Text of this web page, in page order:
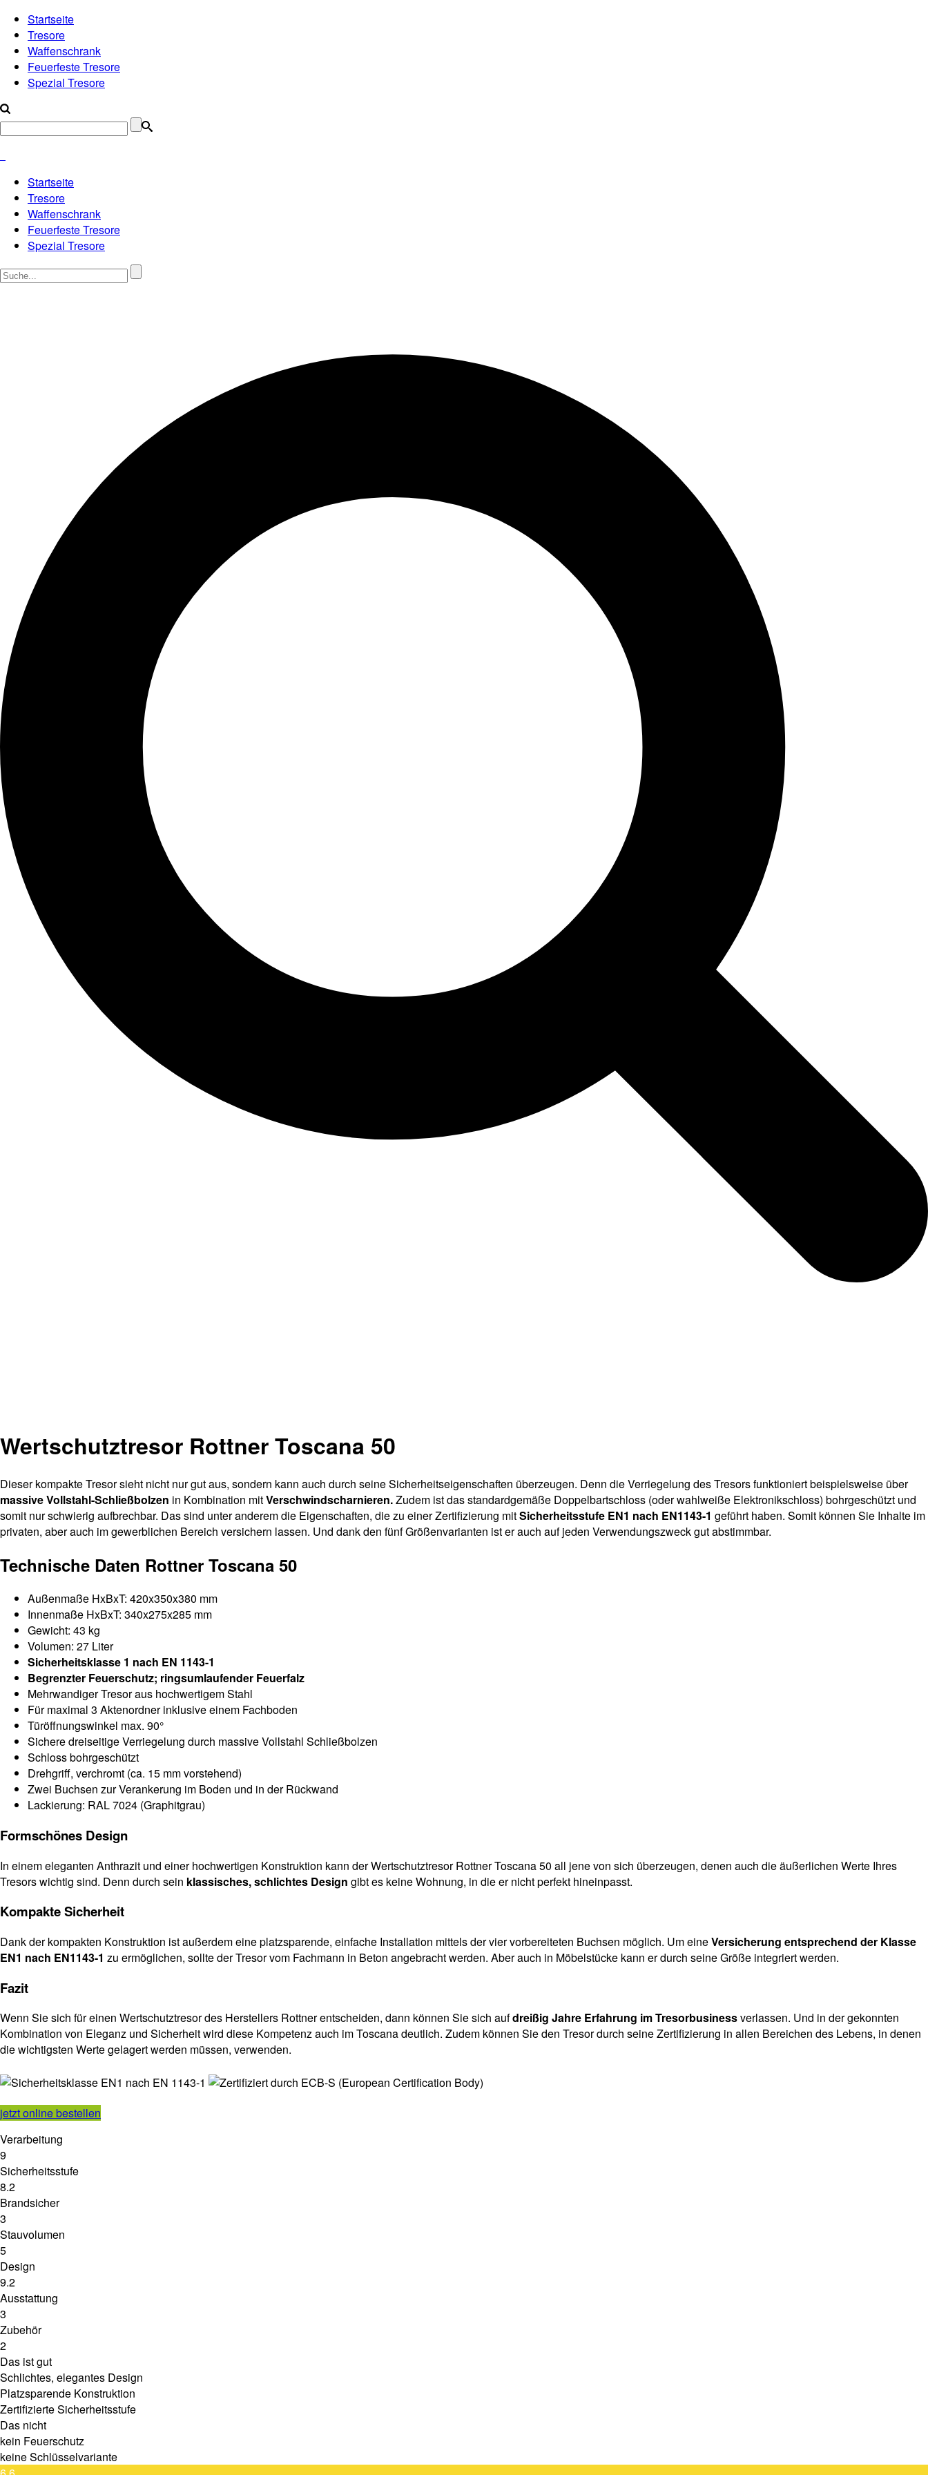
Startseite
Tresore
Waffenschrank
Feuerfeste Tresore
Spezial Tresore
Startseite
Tresore
Waffenschrank
Feuerfeste Tresore
Spezial Tresore
Wertschutztresor Rottner Toscana 50
Dieser kompakte Tresor sieht nicht nur gut aus, sondern kann auch durch seine Sicherheitseigenschaften überzeugen. Denn die Verriegelung des Tresors funktioniert beispielsweise über
massive Vollstahl-Schließbolzen in Kombination mitVerschwindscharnieren.Zudem ist das standardgemäße Doppelbartschloss (oder wahlweiße Elektronikschloss) bohrgeschützt und
somit nur schwierig aufbrechbar. Das sind unter anderem die Eigenschaften, die zu einer Zertifizierung mitSicherheitsstufe EN1 nach EN1143-1 geführt haben. Somit können Sie Inhalte im
privaten, aber auch im gewerblichen Bereich versichern lassen. Und dank den fünf Größenvarianten ist er auch auf jeden Verwendungszweck gut abstimmbar.
Technische Daten Rottner Toscana 50
Außenmaße HxBxT: 420x350x380 mm
Innenmaße HxBxT: 340x275x285 mm
Gewicht: 43 kg
Volumen: 27 Liter
Sicherheitsklasse 1 nach EN 1143-1
Begrenzter Feuerschutz; ringsumlaufender Feuerfalz
Mehrwandiger Tresor aus hochwertigem Stahl
Für maximal 3 Aktenordner inklusive einem Fachboden
Türöffnungswinkel max. 90°
Sichere dreiseitige Verriegelung durch massive Vollstahl Schließbolzen
Schloss bohrgeschützt
Drehgriff, verchromt (ca. 15 mm vorstehend)
Zwei Buchsen zur Verankerung im Boden und in der Rückwand
Lackierung: RAL 7024 (Graphitgrau)
Formschönes Design
In einem eleganten Anthrazit und einer hochwertigen Konstruktion kann der Wertschutztresor Rottner Toscana 50 all jene von sich überzeugen, denen auch die äußerlichen Werte Ihres
Tresors wichtig sind. Denn durch sein klassisches, schlichtes Design gibt es keine Wohnung, in die er nicht perfekt hineinpasst.
Kompakte Sicherheit
Dank der kompakten Konstruktion ist außerdem eine platzsparende, einfache Installation mittels der vier vorbereiteten Buchsen möglich. Um eineVersicherung entsprechend der Klasse
EN1 nach EN1143-1 zu ermöglichen, sollte der Tresor vom Fachmann in Beton angebracht werden. Aber auch in Möbelstücke kann er durch seine Größe integriert werden.
Fazit
Wenn Sie sich für einen Wertschutztresor des Herstellers Rottner entscheiden, dann können Sie sich aufdreißig Jahre Erfahrung im Tresorbusinessverlassen. Und in der gekonnten
Kombination von Eleganz und Sicherheit wird diese Kompetenz auch im Toscana deutlich. Zudem können Sie den Tresor durch seine Zertifizierung in allen Bereichen des Lebens, in denen
die wichtigsten Werte gelagert werden müssen, verwenden.
jetzt online bestellen
Verarbeitung
9
Sicherheitsstufe
8.2
Brandsicher
3
Stauvolumen
5
Design
9.2
Ausstattung
3
Zubehör
2
Das ist gut
Schlichtes, elegantes Design
Platzsparende Konstruktion
Zertifizierte Sicherheitsstufe
Das nicht
kein Feuerschutz
keine Schlüsselvariante